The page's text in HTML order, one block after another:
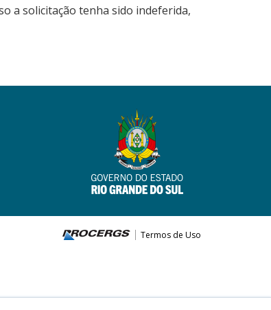
a solicitação tenha sido indeferida,
Termos de Uso